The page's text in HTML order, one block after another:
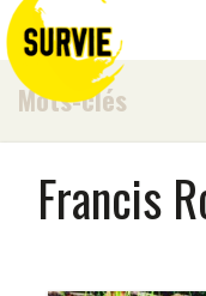
Mots-clés
Francis